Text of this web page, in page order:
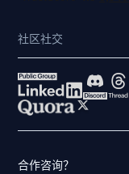
社区社交
合作咨询？